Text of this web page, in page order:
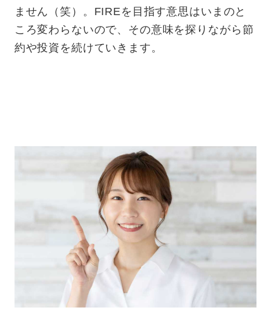
ません（笑）。FIREを目指す意思はいまのと
ころ変わらないので、その意味を探りながら節
約や投資を続けていきます。